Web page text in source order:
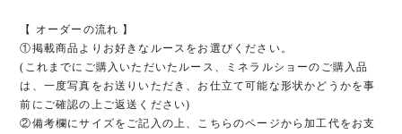
【 オーダーの流れ 】
①掲載商品よりお好きなルースをお選びください。
(これまでにご購入いただいたルース、ミネラルショーのご購入品
は、一度写真をお送りいただき、お仕立て可能な形状かどうかを事
前にご確認の上ご返送ください)
②備考欄にサイズをご記入の上、こちらのページから加工代をお支